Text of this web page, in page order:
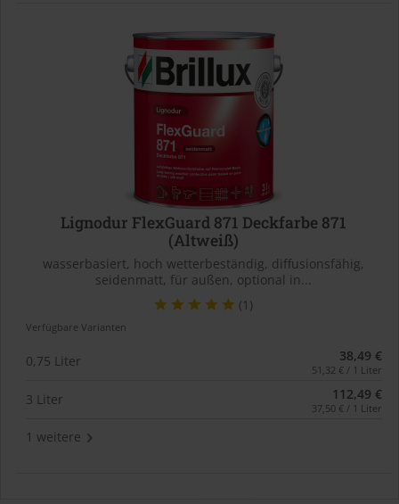
Lignodur FlexGuard 871 Deckfarbe 871
(Altweiß)
wasserbasiert, hoch wetterbeständig, diffusionsfähig,
seidenmatt, für außen, optional in...
(1)
Verfügbare Varianten
0,75 Liter 38,49 €
51,32 € / 1 Liter
3 Liter 112,49 €
37,50 € / 1 Liter
1 weitere